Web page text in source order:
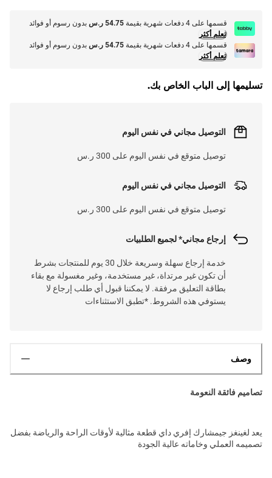
قسمها على 4 دفعات شهرية بقيمة 54.75 ر.س
بدون رسوم أو فوائد
تعلم أكثر
قسمها على 4 دفعات شهرية بقيمة
54.75 ر.س
بدون رسوم أو فوائد
تعلم أكثر
تسليمها إلى الباب الخاص بك.
التوصيل مجاني في نفس اليوم
توصيل متوقع في نفس اليوم على 300 ر.س
التوصيل مجاني في نفس اليوم
توصيل متوقع في نفس اليوم على 300 ر.س
إرجاع مجاني* لجميع الطلبيات
خدمة إرجاع سهلة وسريعة خلال 30 يوم للمنتجات بشرط
أن تكون غير مرتداة، غير مستخدمة، وغير مغسولة مع بقاء
بطاقة التعليق مرفقة. لا يمكننا قبول أي طلب إرجاع لا
يستوفي هذه الشروط. *تطبق الاستثناءات
وصف
تصاميم فائقة النعومة
يعد لغينغز جيمشارك إفري داي قطعة مثالية لأوقات الراحة والرياضة بفضل
تصميمه العملي وخاماته عالية الجودة